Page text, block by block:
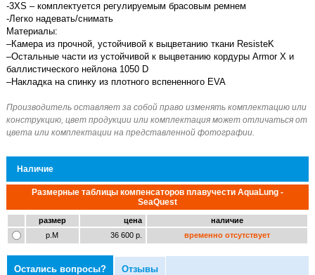
-3XS – комплектуется регулируемым брасовым ремнем
-Легко надевать/снимать
Материалы:
–Камера из прочной, устойчивой к выцветанию ткани ResisteK
–Остальные части из устойчивой к выцветанию кордуры Armor X и
баллистического нейлона 1050 D
–Накладка на спинку из плотного вспененного EVA
Наличие
Размерные таблицы компенсаторов плавучести AquaLung -
SeaQuest
размер цена
наличие
р.M
36 600 р. временно отсутствует
Остались вопросы? Отзывы